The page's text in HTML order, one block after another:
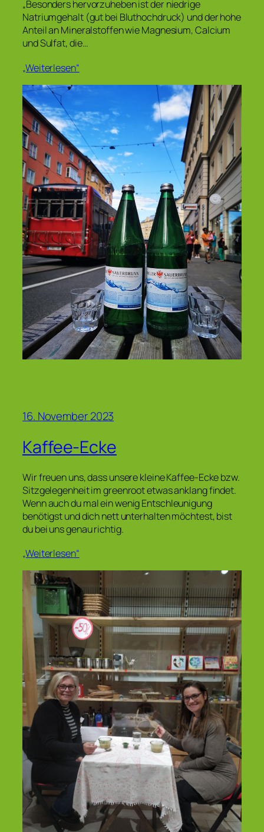
„Besonders hervorzuheben ist der niedrige
Natriumgehalt (gut bei Bluthochdruck) und der hohe
Anteil an Mineralstoffen wie Magnesium, Calcium
und Sulfat, die…
„Weiterlesen“
16. November 2023
Kaffee-Ecke
Wir freuen uns, dass unsere kleine Kaffee-Ecke bzw.
Sitzgelegenheit im greenroot etwas anklang findet.
Wenn auch du mal ein wenig Entschleunigung
benötigst und dich nett unterhalten möchtest, bist
du bei uns genau richtig.
„Weiterlesen“